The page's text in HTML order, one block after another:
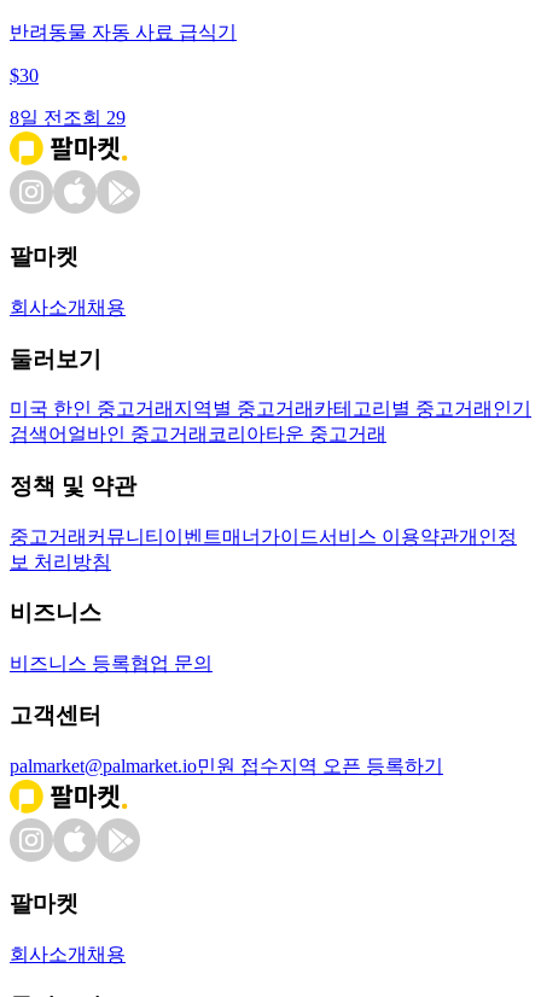
반려동물 자동 사료 급식기
$30
8일 전 조회 29
팔마켓
회사소개 채용
둘러보기
미국 한인 중고거래 지역별 중고거래 카테고리별 중고거래 인기
검색어 얼바인 중고거래 코리아타운 중고거래
정책 및 약관
중고거래 커뮤니티 이벤트매너가이드서비스 이용약관개인정
보 처리방침
비즈니스
비즈니스 등록협업 문의
고객센터
palmarket@palmarket.io민원 접수지역 오픈 등록하기
팔마켓
회사소개 채용